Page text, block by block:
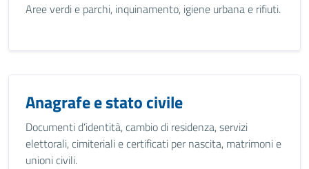
Aree verdi e parchi, inquinamento, igiene urbana e rifiuti.
Anagrafe e stato civile
Documenti d’identità, cambio di residenza, servizi
elettorali, cimiteriali e certificati per nascita, matrimoni e
unioni civili.